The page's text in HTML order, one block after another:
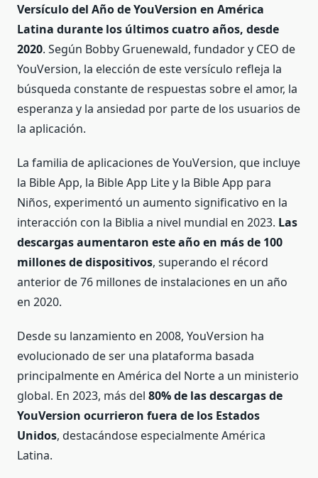
Versículo del Año de YouVersion en América
Latina durante los últimos cuatro años, desde
2020. Según Bobby Gruenewald, fundador y CEO de
YouVersion, la elección de este versículo refleja la
búsqueda constante de respuestas sobre el amor, la
esperanza y la ansiedad por parte de los usuarios de
la aplicación.
La familia de aplicaciones de YouVersion, que incluye
la Bible App, la Bible App Lite y la Bible App para
Niños, experimentó un aumento significativo en la
interacción con la Biblia a nivel mundial en 2023. Las
descargas aumentaron este año en más de 100
millones de dispositivos, superando el récord
anterior de 76 millones de instalaciones en un año
en 2020.
Desde su lanzamiento en 2008, YouVersion ha
evolucionado de ser una plataforma basada
principalmente en América del Norte a un ministerio
global. En 2023, más del 80% de las descargas de
YouVersion ocurrieron fuera de los Estados
Unidos, destacándose especialmente América
Latina.